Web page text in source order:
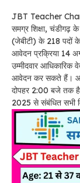
JBT Teacher
समग्र शिक्षा, चंडीगढ़
(जेबीटी) के 218 पदों
आवेदन प्रक्रिया 14
उम्मीदवार
आवेदन कर सकते हैं।
दोपहर 2:00 बजे
2025 से संबंधित सभी